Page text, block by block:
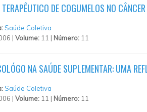
DE COGUMELOS NO CÂNCER
Saúde Coletiva
| Volume: 11 | Número: 11
NA SAÚDE SUPLEMENTAR: UMA
Saúde Coletiva
| Volume: 11 | Número: 11